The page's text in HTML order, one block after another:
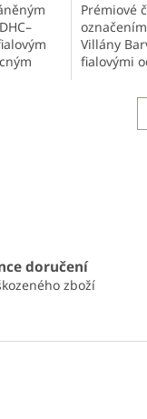
Prémiové
Villány
fialovými
doručení
zboží